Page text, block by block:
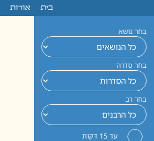
בית אודות
בחר נושא
בחר סדרה
בחר רב
עד 15 דקות